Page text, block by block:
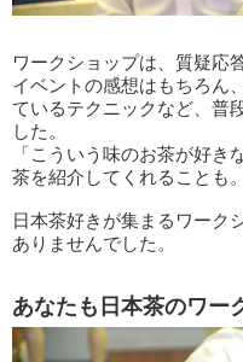
ワークショップは、質疑応
イベントの感想はもちろん
ているテクニックなど、普
した。
「こういう味のお茶が好
茶を紹介してくれることも。
日本茶好きが集まるワーク
ありませんでした。
あなたも日本茶のワー